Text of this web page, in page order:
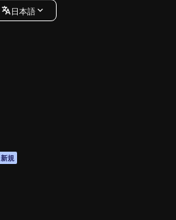
日本語
新規